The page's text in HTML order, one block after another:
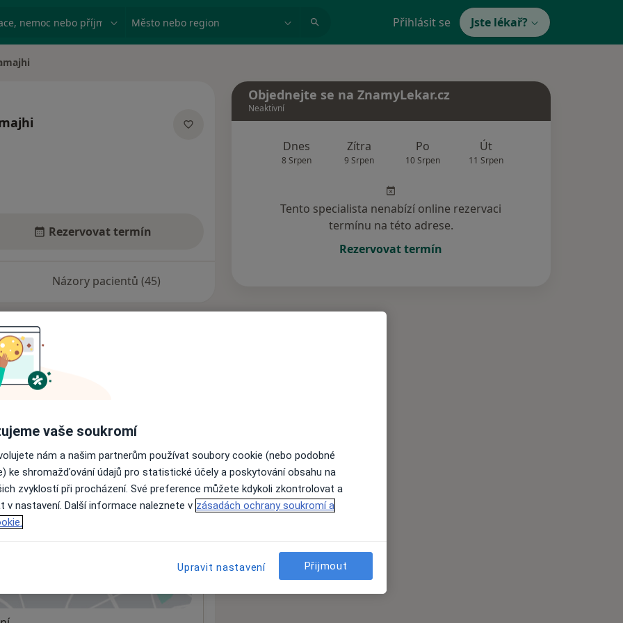
nemoc nebo příjmení Město nebo region Přihlásit se Jste lékař?
Rezervovat termín
Názory pacientů (45)
Objednejte se na ZnamyLekar.cz
Neaktivní
Dnes
8 Srpen
Zítra
9 Srpen
Po
10 Srpen
Út
11 Srpen
Tento specialista nenabízí online rezervaci
termínu na této adrese.
Rezervovat termín
vaše soukromí
nám a našim partnerům používat soubory cookie (nebo podobné
ke shromažďování údajů pro statistické účely a poskytování obsahu na
zvyklostí při procházení. Své preference můžete kdykoli zkontrolovat a
v nastavení. Další informace naleznete v zásadách ochrany soukromí a
Upravit nastavení Přijmout